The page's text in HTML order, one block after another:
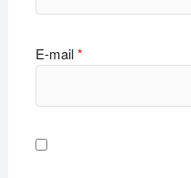
E-mail*